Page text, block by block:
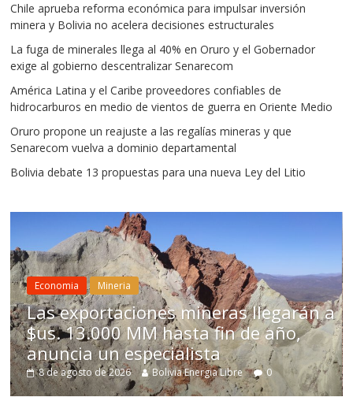
Chile aprueba reforma económica para impulsar inversión
minera y Bolivia no acelera decisiones estructurales
La fuga de minerales llega al 40% en Oruro y el Gobernador
exige al gobierno descentralizar Senarecom
América Latina y el Caribe proveedores confiables de
hidrocarburos en medio de vientos de guerra en Oriente Medio
Oruro propone un reajuste a las regalías mineras y que
Senarecom vuelva a dominio departamental
Bolivia debate 13 propuestas para una nueva Ley del Litio
Mineria
mineras llegarán a
MM hasta fin de año,
especialista
2026 Bolivia Energia Libre 0
El nuevo
imponer
minera
Estado,
8 de agosto de